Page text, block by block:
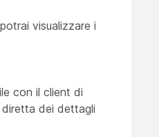
visualizzare i
con il client di
dei dettagli